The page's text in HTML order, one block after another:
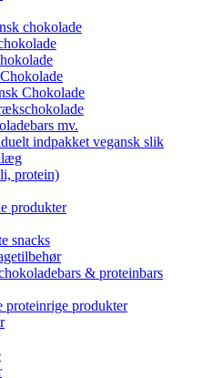
chokolade
Chokolade
mv.
indpakket vegansk slik
protein)
produkter
snacks
& proteinbars
proteinrige produkter